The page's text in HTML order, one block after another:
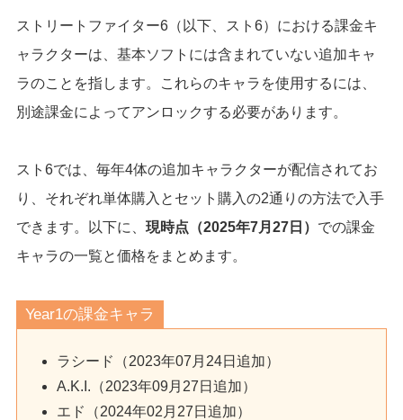
ストリートファイター6（以下、スト6）における課金キ
ャラクターは、基本ソフトには含まれていない追加キャ
ラのことを指します。これらのキャラを使用するには、
別途課金によってアンロックする必要があります。
スト6では、毎年4体の追加キャラクターが配信されてお
り、それぞれ単体購入とセット購入の2通りの方法で入手
できます。以下に、 現時点（2025年7月27日） での課金
キャラの一覧と価格をまとめます。
Year1の課金キャラ
ラシード（2023年07月24日追加）
A.K.I.（2023年09月27日追加）
エド（2024年02月27日追加）